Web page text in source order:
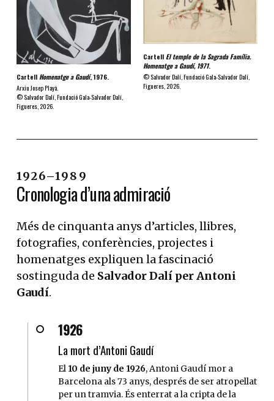
CartellHomenatge a Gaudí, 1976.
Arxiu Josep Playà.
© Salvador Dalí, Fundació Gala-Salvador Dalí,
Figueres, 2026.
Cartell El temple de la Sagrada Família.
Homenatge a Gaudí, 1971.
© Salvador Dalí, Fundació Gala-Salvador Dalí,
Figueres, 2026.
1926–1989
Cronologia d’una admiració
Més de cinquanta anys d’articles, llibres,
fotografies, conferències, projectes i
homenatges expliquen la fascinació
sostinguda de Salvador Dalí per Antoni
Gaudí.
1926
La mort d’Antoni Gaudí
El 10 de juny de 1926, Antoni Gaudí mor a
Barcelona als 73 anys, després de ser atropellat
per un tramvia. És enterrat a la cripta de la